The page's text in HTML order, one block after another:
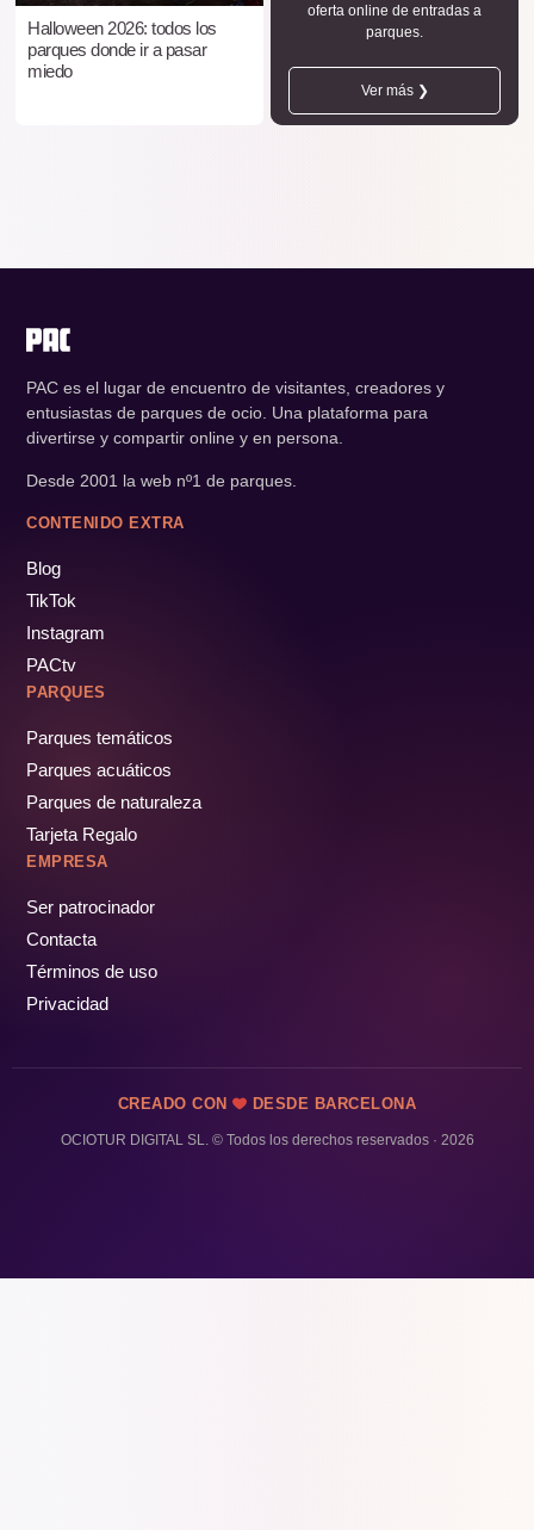
Halloween 2026: todos los
parques donde ir a pasar
miedo
oferta online de entradas a
parques.
Ver más ❯
PAC es el lugar de encuentro de visitantes, creadores y
entusiastas de parques de ocio. Una plataforma para
divertirse y compartir online y en persona.
Desde 2001 la web nº1 de parques.
CONTENIDO EXTRA
Blog
TikTok
Instagram
PACtv
PARQUES
Parques temáticos
Parques acuáticos
Parques de naturaleza
Tarjeta Regalo
EMPRESA
Ser patrocinador
Contacta
Términos de uso
Privacidad
CREADO CON DESDE BARCELONA
OCIOTUR DIGITAL SL. © Todos los derechos reservados · 2026